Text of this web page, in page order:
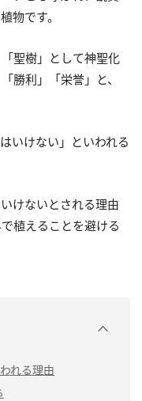
物です。
聖樹」として神聖化
勝利」「栄誉」と、
いけない」といわれる
けないとされる理由
植えることを避ける
れる理由